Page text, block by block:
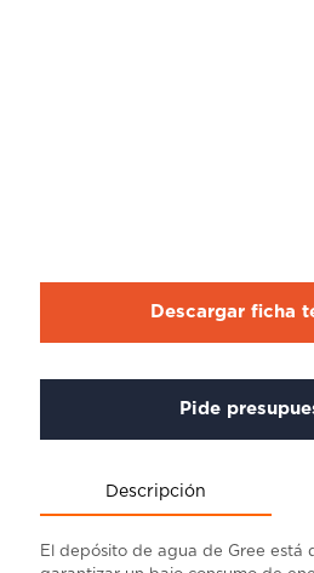
Descargar ficha
Pide
Descripción
El depósito de agua de Gree está